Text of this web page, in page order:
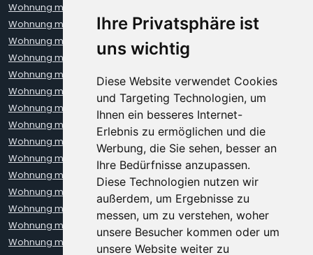
Ihre Privatsphäre ist
uns wichtig
Diese Website verwendet Cookies
und Targeting Technologien, um
Ihnen ein besseres Internet-
Erlebnis zu ermöglichen und die
Werbung, die Sie sehen, besser an
Ihre Bedürfnisse anzupassen.
Diese Technologien nutzen wir
außerdem, um Ergebnisse zu
messen, um zu verstehen, woher
unsere Besucher kommen oder um
unsere Website weiter zu
Wohnung mieten Berlin
Wohnung mieten Bochum
Wohnung mieten Bonn
Wohnung mieten Bremen
Wohnung mieten Darmstadt
Wohnung mieten Dortmund
Wohnung mieten Dresden
Wohnung mieten Erfurt
Wohnung mieten Frankfurt
Wohnung mieten Freiburg
Wohnung mieten Hamburg
Wohnung mieten Hannover
Wohnung mieten Heidelberg
Wohnung mieten Karlsruhe
Wohnung mieten Kiel
Wohnung mieten Kleve
Wohnung mieten Koblenz
Wohnung mieten Köln
Wohnung mieten Krefeld
Wohnung mieten Leipzig
Wohnung mieten Leverkusen
Wohnung mieten Lübeck
Wohnung mieten Mainz
Wohnung mieten Mannheim
Wohnung mieten München
Wohnung mieten Münster
Wohnung mieten Neuss
Wohnung mieten Nürnberg
Wohnung mieten Oberhausen